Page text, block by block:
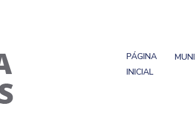
PÁGINA
INICIAL